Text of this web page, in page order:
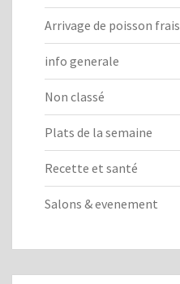
Arrivage de poisson frais
info generale
Non classé
Plats de la semaine
Recette et santé
Salons & evenement